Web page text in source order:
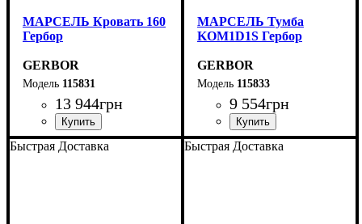
МАРСЕЛЬ Кровать 160
Гербор
GERBOR
115831
13 944грн
ширина, мм: 175,5
высота, мм: 34-100
глубина, мм: 206,5
МАРСЕЛЬ Тумба
KOM1D1S Гербор
GERBOR
115833
9 554грн
ширина, мм: 68
высота, мм: 89,5
глубина, мм: 40
Быстрая Доставка Быстрая Доставка